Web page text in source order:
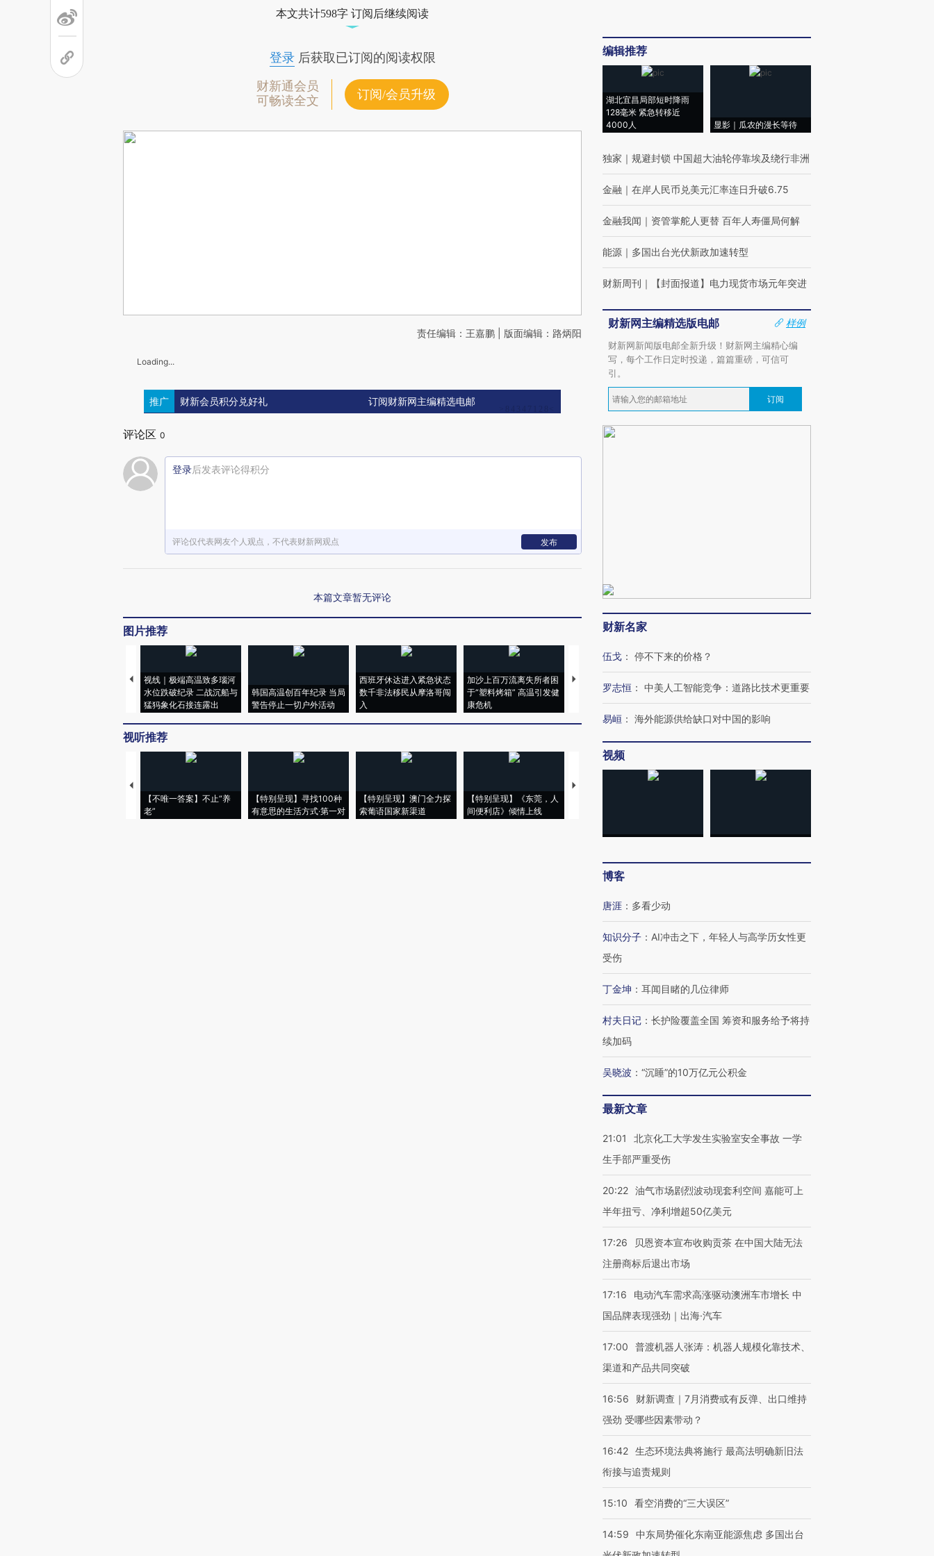
本文共计598字 订阅后继续阅读
登录后获取已订阅的阅读权限
财新通会员
可畅读全文
订阅/会员升级
责任编辑：王嘉鹏 | 版面编辑：路炳阳
Loading...
推广 财新会员积分兑好礼 订阅财新网主编精选电邮
评论区 0
登录后发表评论得积分
评论仅代表网友个人观点，不代表财新网观点 发布
本篇文章暂无评论
图片推荐
视线｜极端高温致多瑙河
水位跌破纪录 二战沉船与
猛犸象化石接连露出
韩国高温创百年纪录 当局
警告停止一切户外活动
西班牙休达进入紧急状态
数千非法移民从摩洛哥闯
入
加沙上百万流离失所者困
于“塑料烤箱” 高温引发健
康危机
视线｜HYROX的吸金
术：是什么让中产们甘
心“花钱找虐”？
粒摇头丸 尿检体内含3种
毒品
度Z世代 用街头抗争将教
育部长拱下台
视听推荐
【不唯一答案】不止“养
老”
【特别呈现】寻找100种
有意思的生活方式·第一对
【特别呈现】澳门全力探
索葡语国家新渠道
【特别呈现】《东莞，人
间便利店》倾情上线
【推广】走进第四届链博
编辑推荐
湖北宜昌局部短时降雨
128毫米 紧急转移近
4000人
显影｜瓜农的漫长等待
独家 ｜ 规避封锁 中国超大油轮停靠埃及绕行非洲
金融 ｜ 在岸人民币兑美元汇率连日升破6.75
金融我闻 ｜ 资管掌舵人更替 百年人寿僵局何解
能源 ｜ 多国出台光伏新政加速转型
财新周刊 ｜ 【封面报道】电力现货市场元年突进
财新网主编精选版电邮
样例
财新网新闻版电邮全新升级！财新网主编精心编
写，每个工作日定时投递，篇篇重磅，可信可
引。
订阅
财新名家
伍戈 ： 停不下来的价格？
罗志恒 ： 中美人工智能竞争：道路比技术更重要
易峘 ： 海外能源供给缺口对中国的影响
视频
博客
唐涯 ： 多看少动
知识分子 ： AI冲击之下，年轻人与高学历女性更
受伤
丁金坤 ： 耳闻目睹的几位律师
村夫日记 ： 长护险覆盖全国 筹资和服务给予将持
续加码
吴晓波 ： “沉睡”的10万亿元公积金
最新文章
21:01
北京化工大学发生实验室安全事故 一学
生手部严重受伤
20:22 油气市场剧烈波动现套利空间 嘉能可上
半年扭亏、净利增超50亿美元
17:26
贝恩资本宣布收购贡茶 在中国大陆无法
注册商标后退出市场
17:16
电动汽车需求高涨驱动澳洲车市增长 中
国品牌表现强劲｜出海·汽车
17:00
普渡机器人张涛：机器人规模化靠技术、
渠道和产品共同突破
16:56
财新调查｜7月消费或有反弹、出口维持
强劲 受哪些因素带动？
16:42 生态环境法典将施行 最高法明确新旧法
衔接与追责规则
15:10 看空消费的“三大误区”
14:59
中东局势催化东南亚能源焦虑 多国出台